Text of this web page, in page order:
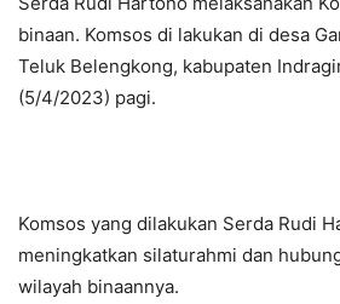
binaan. Komsos di lakukan di desa
Teluk Belengkong, kabupaten
(5/4/2023) pagi.
Komsos yang dilakukan Serda Rudi
meningkatkan silaturahmi dan
wilayah binaannya.